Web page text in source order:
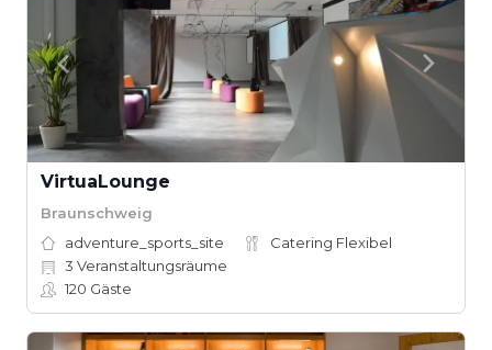
VirtuaLounge
Braunschweig
adventure_sports_site
Catering Flexibel
3 Veranstaltungsräume
120 Gäste